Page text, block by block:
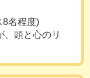
8名程度)
頭と心のリ